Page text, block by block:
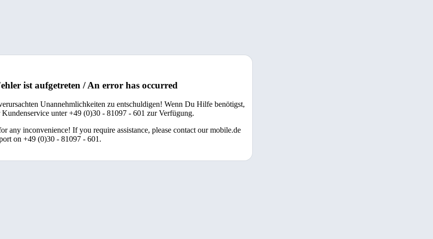
ist aufgetreten / An error has occurred
Unannehmlichkeiten zu entschuldigen! Wenn Du Hilfe benötigst,
Kundenservice unter +49 (0)30 - 81097 - 601 zur Verfügung.
any inconvenience! If you require assistance, please contact our mobile.de
on +49 (0)30 - 81097 - 601.